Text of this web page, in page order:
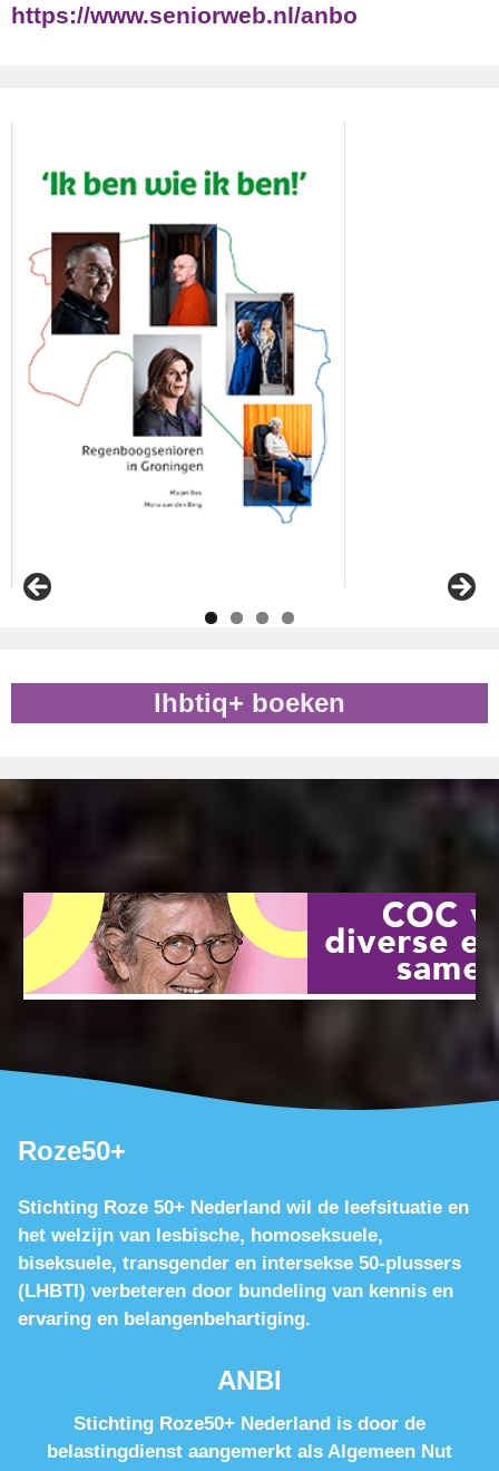
https://www.seniorweb.nl/anbo
lhbtiq+ boeken
Roze50+
Stichting Roze 50+ Nederland wil de leefsituatie en
het welzijn van lesbische, homoseksuele,
biseksuele, transgender en intersekse 50-plussers
(LHBTI) verbeteren door bundeling van kennis en
ervaring en belangenbehartiging.
ANBI
Stichting Roze50+ Nederland is door de
belastingdienst aangemerkt als Algemeen Nut